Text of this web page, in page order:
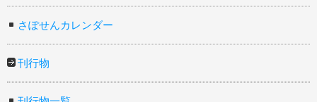
さぽせんカレンダー
刊行物